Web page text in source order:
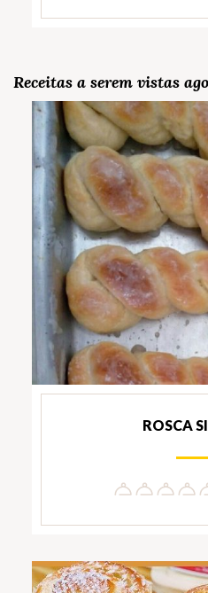
Receitas a serem vistas
ROSCA